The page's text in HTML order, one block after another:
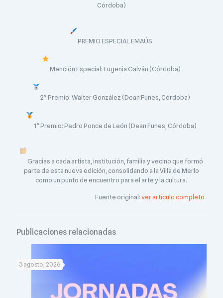
Córdoba)
PREMIO ESPECIAL EMAÚS
Mención Especial: Eugenia Galván (Córdoba)
2° Premio: Walter González (Dean Funes, Córdoba)
1° Premio: Pedro Ponce de León (Dean Funes, Córdoba)
Gracias a cada artista, institución, familia y vecino que formó
parte de esta nueva edición, consolidando a la Villa de Merlo
como un punto de encuentro para el arte y la cultura.
Fuente original:ver artículo completo
Publicaciones relacionadas
3 agosto, 2026